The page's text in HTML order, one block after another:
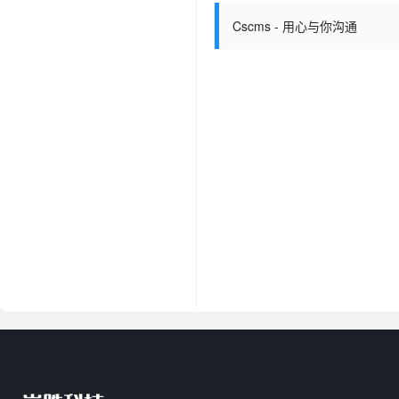
Cscms - 用心与你沟通